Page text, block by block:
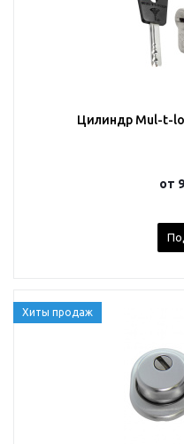
Цилиндр Mul-t-
от
Хиты продаж